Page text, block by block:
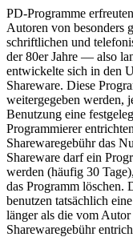
PD-Programme
Autoren von besonders
schriftlichen und
der 80er Jahre — also
entwickelte sich in den
Shareware. Diese
weitergegeben werden,
Benutzung eine
Programmierer
Sharewaregebühr das
Shareware darf ein
werden (häufig 30
das Programm löschen.
benutzen tatsächlich
länger als die vom Autor
Sharewaregebühr